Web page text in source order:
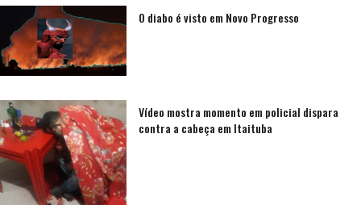
O diabo é visto em Novo Progresso
Vídeo mostra momento em policial dispara
contra a cabeça em Itaituba